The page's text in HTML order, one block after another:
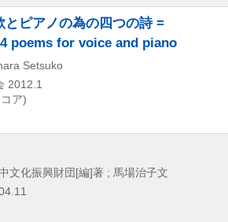
ピアノの為の四つの詩 =
poems for voice and piano
Setsuko
2012.1
ア)
文化振興財団[編]著 ; 馬場治子文